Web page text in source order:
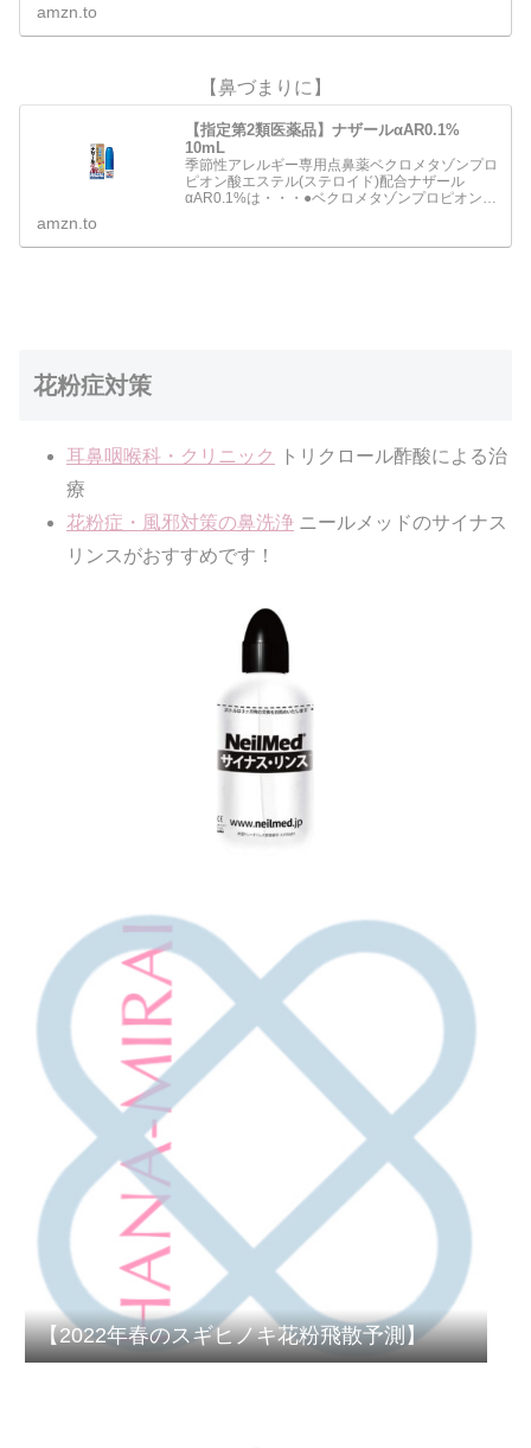
amzn.to
【鼻づまりに】
【指定第2類医薬品】ナザールαAR0.1%
10mL
季節性アレルギー専用点鼻薬ベクロメタゾンプロ
ピオン酸エステル(ステロイド)配合ナザール
αAR0.1%は・・・●ベクロメタゾンプロピオン酸
霧できるスプレ…
amzn.to
花粉症対策
耳鼻咽喉科・クリニック
トリクロール酢酸による治
療
花粉症・風邪対策の鼻洗浄 ニールメッドのサイナス
リンスがおすすめです！
【2022年春のスギヒノキ花粉飛散予測】